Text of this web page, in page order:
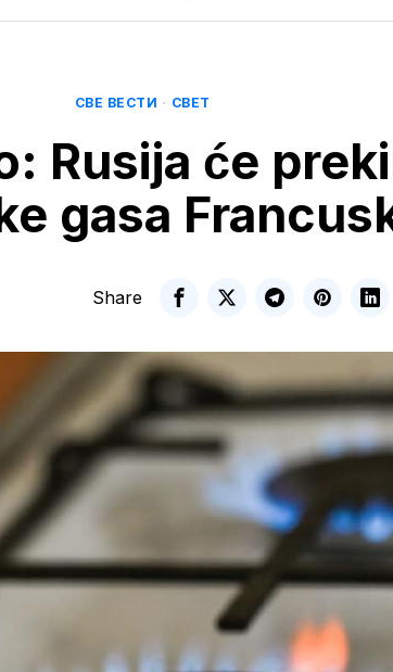
СВЕ ВЕСТИ · СВЕТ
Rusija će
gasa
Share